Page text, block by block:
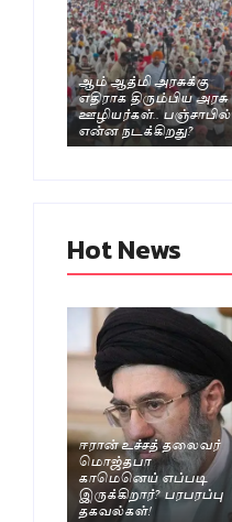
ஆம் ஆத்மி அரசுக்கு
எதிராக திரும்பிய அரசு
ஊழியர்கள்.. பஞ்சாபில்
என்ன நடக்கிறது?
Hot News
ஈரான் உச்சத் தலைவர்
மொஜ்தபா
காமெனெய் எப்படி
இருக்கிறார்? பரபரப்பு
தகவல்கள்!